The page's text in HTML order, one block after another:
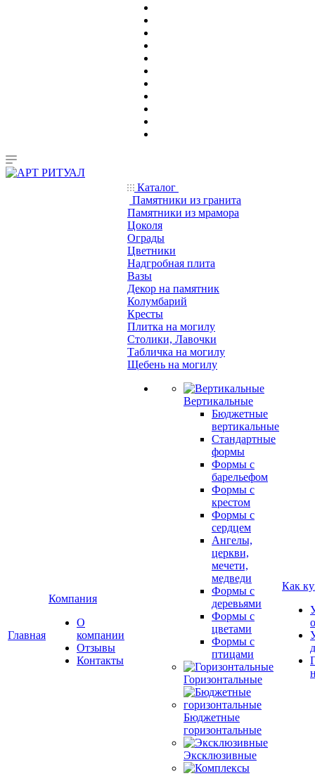
Главная
Компания
О
компании
Отзывы
Контакты
Каталог
Памятники из гранита
Памятники из мрамора
Цоколя
Ограды
Цветники
Надгробная плита
Вазы
Декор на памятник
Колумбарий
Кресты
Плитка на могилу
Столики, Лавочки
Табличка на могилу
Щебень на могилу
Вертикальные
Бюджетные
вертикальные
Стандартные
формы
Формы с
барельефом
Формы с
крестом
Формы с
сердцем
Ангелы,
церкви,
мечети,
медведи
Формы с
деревьями
Формы с
цветами
Формы с
птицами
Горизонтальные
Бюджетные
горизонтальные
Эксклюзивные
Как